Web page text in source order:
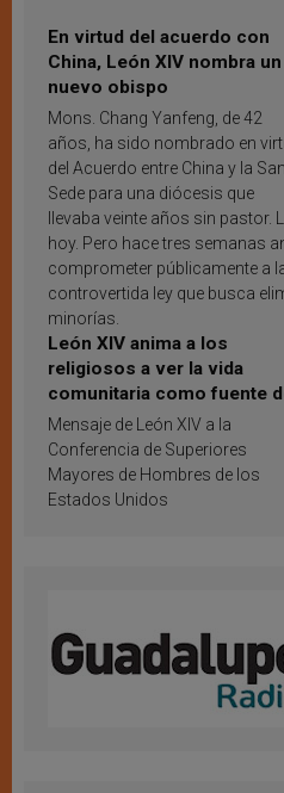
En virtud del acuerdo con
China, León XIV nombra un
nuevo obispo
Mons. Chang Yanfeng, de 42
años, ha sido nombrado en
del Acuerdo entre China y la
Sede para una diócesis que
llevaba veinte años sin
hoy. Pero hace tres semanas
comprometer públicamente a
controvertida ley que busca
minorías.
León XIV anima a los
religiosos a ver la vida
comunitaria como fuente
inspiración y santificación
Mensaje de León XIV a la
Conferencia de Superiores
Mayores de Hombres de los
Estados Unidos